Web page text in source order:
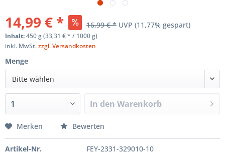
14,99 € * 16,99 € * UVP (11,77% gespart)
Inhalt:450 g (33,31 € * / 1000 g)
inkl. MwSt.zzgl. Versandkosten
Menge
Bitte wählen
In den Warenkorb
Merken Bewerten
Artikel-Nr. FEY-2331-329010-10